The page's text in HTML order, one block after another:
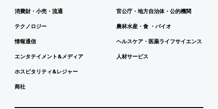
消費財・小売・流通
テクノロジー
情報通信
エンタテイメント&メディア
ホスピタリティ&レジャー
商社
官公庁・地方自治体・公的機関
農林水産・食 ・バイオ
ヘルスケア・医薬ライフサイエンス
人材サービス